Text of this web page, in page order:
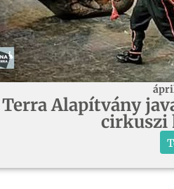
Terra Alapítvány
cirkuszi